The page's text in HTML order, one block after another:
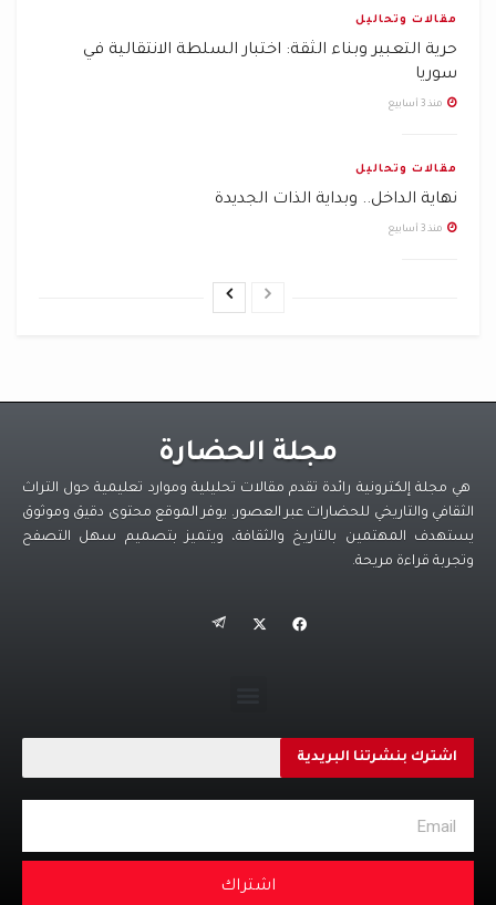
مقالات وتحاليل
حرية التعبير وبناء الثقة: اختبار السلطة الانتقالية في
سوريا
منذ 3 أسابيع
مقالات وتحاليل
نهاية الداخل.. وبداية الذات الجديدة
منذ 3 أسابيع
مجلة الحضارة
هي مجلة إلكترونية رائدة تقدم مقالات تحليلية وموارد تعليمية حول التراث
الثقافي والتاريخي للحضارات عبر العصور. يوفر الموقع محتوى دقيق وموثوق
يستهدف المهتمين بالتاريخ والثقافة، ويتميز بتصميم سهل التصفح
وتجربة قراءة مريحة.
اشترك بنشرتنا البريدية
اشتراك